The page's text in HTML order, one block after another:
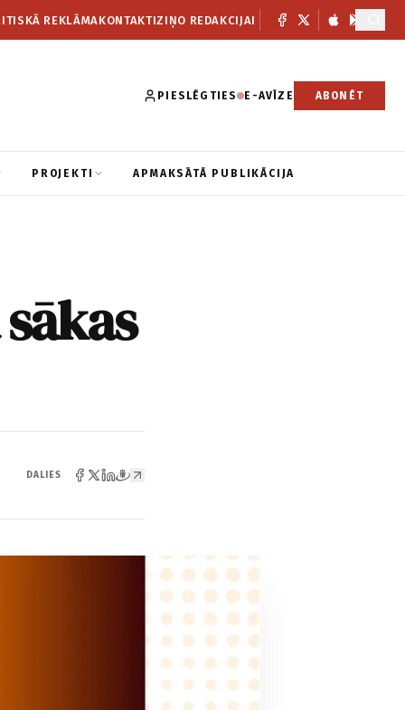
REKLĀMAKONTAKTIZIŅO REDAKCIJAI
PIESLĒGTIES E-AVĪZE ABONĒT
PROJEKTI APMAKSĀTĀ PUBLIKĀCIJA
DALIES